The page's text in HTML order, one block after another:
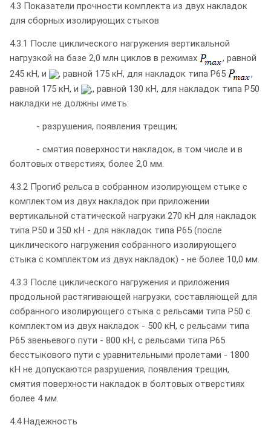
4.3 Показатели прочности комплекта из двух накладок
для сборных изолирующих стыков
4.3.1 После циклического нагружения вертикальной
нагрузкой на базе 2,0 млн циклов в режимах
, равной
245 кН, и
, равной 175 кН, для накладок типа Р65
,
равной 175 кН, и
,, равной 130 кН, для накладок типа Р50
накладки не должны иметь:
- разрушения, появления трещин;
- смятия поверхности накладок, в том числе и в
болтовых отверстиях, более 2,0 мм.
4.3.2 Прогиб рельса в собранном изолирующем стыке с
комплектом из двух накладок при приложении
вертикальной статической нагрузки 270 кН для накладок
типа Р50 и 350 кН - для накладок типа Р65 (после
циклического нагружения собранного изолирующего
стыка с комплектом из двух накладок) - не более 10,0 мм.
4.3.3 После циклического нагружения и приложения
продольной растягивающей нагрузки, составляющей для
собранного изолирующего стыка с рельсами типа Р50 с
комплектом из двух накладок - 500 кН, с рельсами типа
Р65 звеньевого пути - 800 кН, с рельсами типа Р65
бесстыкового пути с уравнительными пролетами - 1800
кН не допускаются разрушения, появления трещин,
смятия поверхности накладок в болтовых отверстиях
более 4 мм.
4.4 Надежность